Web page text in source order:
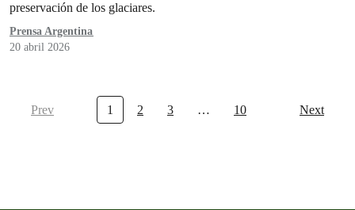
preservación de los glaciares.
Prensa Argentina
20 abril 2026
Prev 1 2 3 … 10 Next